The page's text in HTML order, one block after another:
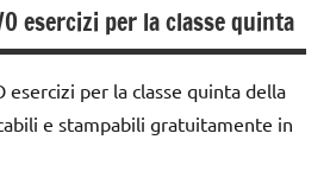
esercizi per la classe quinta
esercizi per la classe quinta della
e stampabili gratuitamente in